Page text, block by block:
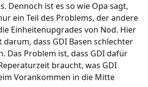
Dennoch ist es so wie Opa sagt,
ein Teil des Problems, der andere
Einheitenupgrades von Nod. Hier
darum, dass GDI Basen schlechter
Das Problem ist, dass GDI dafür
braucht, was GDI
Vorankommen in die Mitte